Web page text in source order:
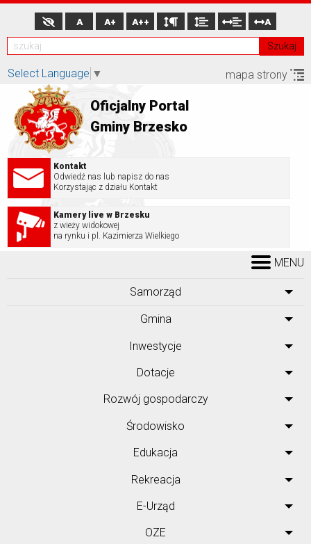
Szukaj
A A+ A++ A
Select Language ▼ mapa strony
Oficjalny Portal
Gminy Brzesko
Kontakt
Odwiedź nas lub napisz do nas
Korzystając z działu Kontakt
Kamery live w Brzesku
z wieży widokowej
na rynku i pl. Kazimierza Wielkiego
MENU
Samorząd
Gmina
Inwestycje
Dotacje
Rozwój gospodarczy
Środowisko
Edukacja
Rekreacja
E-Urząd
OZE